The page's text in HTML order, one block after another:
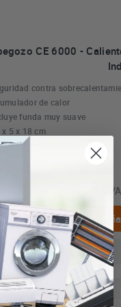
CE 6000 -
contra
de calor
funda muy suave
x 5 x 18 cm
Más información